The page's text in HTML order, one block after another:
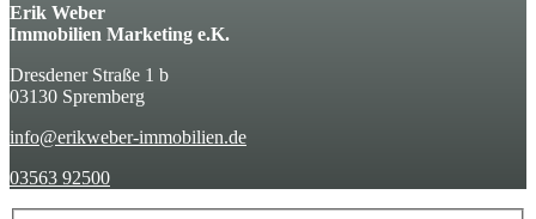
Erik Weber
Immobilien Marketing e.K.
Dresdener Straße 1 b
03130 Spremberg
info@erikweber-immobilien.de
03563 92500